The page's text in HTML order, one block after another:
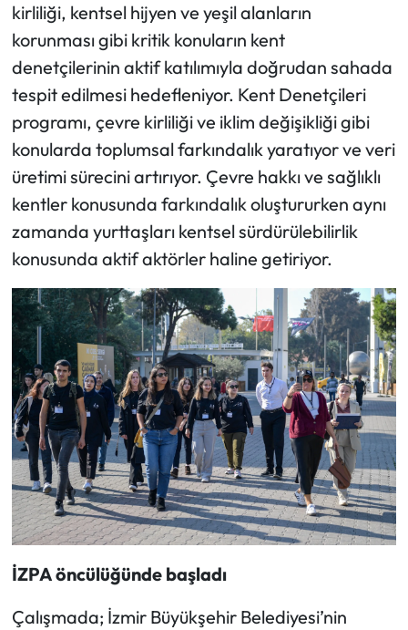
kirliliği, kentsel hijyen ve yeşil alanların
korunması gibi kritik konuların kent
denetçilerinin aktif katılımıyla doğrudan sahada
tespit edilmesi hedefleniyor. Kent Denetçileri
programı, çevre kirliliği ve iklim değişikliği gibi
konularda toplumsal farkındalık yaratıyor ve veri
üretimi sürecini artırıyor. Çevre hakkı ve sağlıklı
kentler konusunda farkındalık oluştururken aynı
zamanda yurttaşları kentsel sürdürülebilirlik
konusunda aktif aktörler haline getiriyor.
İZPA öncülüğünde başladı
Çalışmada; İzmir Büyükşehir Belediyesi’nin